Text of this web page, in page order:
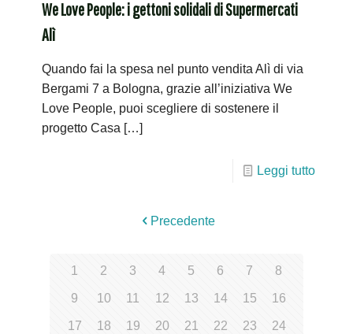
We Love People: i gettoni solidali di Supermercati
Alì
Quando fai la spesa nel punto vendita Alì di via
Bergami 7 a Bologna, grazie all’iniziativa We
Love People, puoi scegliere di sostenere il
progetto Casa […]
Leggi tutto
Precedente
1 2 3 4 5 6 7 8
9 10 11 12 13 14 15 16
17 18 19 20 21 22 23 24